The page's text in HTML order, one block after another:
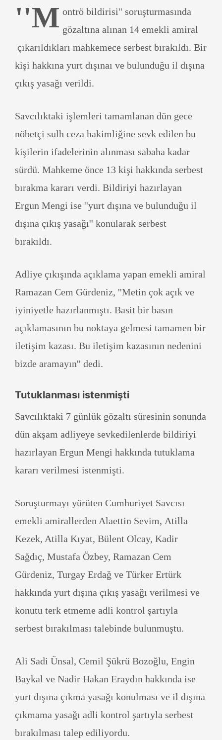
''M ontrö bildirisi'' soruşturmasında
gözaltına alınan 14 emekli amiral
çıkarıldıkları mahkemece serbest bırakıldı. Bir
kişi hakkına yurt dışınaı ve bulunduğu il dışına
çıkış yasağı verildi.
Savcılıktaki işlemleri tamamlanan dün gece
nöbetçi sulh ceza hakimliğine sevk edilen bu
kişilerin ifadelerinin alınması sabaha kadar
sürdü. Mahkeme önce 13 kişi hakkında serbest
bırakma kararı verdi. Bildiriyi hazırlayan
Ergun Mengi ise ''yurt dışına ve bulunduğu il
dışına çıkış yasağı'' konularak serbest
bırakıldı.
Adliye çıkışında açıklama yapan emekli amiral
Ramazan Cem Gürdeniz, ''Metin çok açık ve
iyiniyetle hazırlanmıştı. Basit bir basın
açıklamasının bu noktaya gelmesi tamamen bir
iletişim kazası. Bu iletişim kazasının nedenini
bizde aramayın'' dedi.
Tutuklanması istenmişti
Savcılıktaki 7 günlük gözaltı süresinin sonunda
dün akşam adliyeye sevkedilenlerde bildiriyi
hazırlayan Ergun Mengi hakkında tutuklama
kararı verilmesi istenmişti.
Soruşturmayı yürüten Cumhuriyet Savcısı
emekli amirallerden Alaettin Sevim, Atilla
Kezek, Atilla Kıyat, Bülent Olcay, Kadir
Sağdıç, Mustafa Özbey, Ramazan Cem
Gürdeniz, Turgay Erdağ ve Türker Ertürk
hakkında yurt dışına çıkış yasağı verilmesi ve
konutu terk etmeme adli kontrol şartıyla
serbest bırakılması talebinde bulunmuştu.
Ali Sadi Ünsal, Cemil Şükrü Bozoğlu, Engin
Baykal ve Nadir Hakan Eraydın hakkında ise
yurt dışına çıkma yasağı konulması ve il dışına
çıkmama yasağı adli kontrol şartıyla serbest
bırakılması talep ediliyordu.